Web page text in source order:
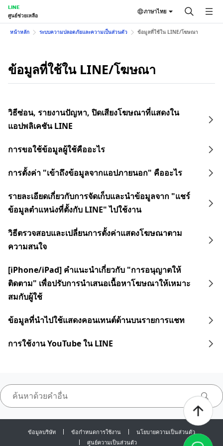
LINE
ศูนย์ช่วยเหลือ
ภาษาไทย
หน้าหลัก ระบบความปลอดภัยและความเป็นส่วนตัว ข้อมูลที่ใช้ใน LINE/โฆษณา
ข้อมูลที่ใช้ใน LINE/โฆษณา
วิธีซ่อน, รายงานปัญหา, ปิดเสียงโฆษณาที่แสดงใน
แอปพลิเคชัน LINE
การขอใช้ข้อมูลผู้ใช้คืออะไร
การตั้งค่า "เข้าถึงข้อมูลจากแอปภายนอก" คืออะไร
รายละเอียดเกี่ยวกับการจัดเก็บและนำข้อมูลจาก "แชร์
ข้อมูลตำแหน่งที่ตั้งกับ LINE" ไปใช้งาน
วิธีตรวจสอบและเปลี่ยนการตั้งค่าแสดงโฆษณาตาม
ความสนใจ
[iPhone/iPad] คำแนะนำเกี่ยวกับ "การอนุญาตให้
ติดตาม" เพื่อปรับการนำเสนอเนื้อหาโฆษณาให้เหมาะ
สมกับผู้ใช้
ข้อมูลที่นำไปใช้แสดงคอนเทนต์ด้านบนรายการแชท
การใช้งาน YouTube ใน LINE
ข้อมูลบริษัท ข้อกำหนดการใช้งาน
นโยบายความเป็นส่วนตัว
ศูนย์ความเป็นส่วนตัว